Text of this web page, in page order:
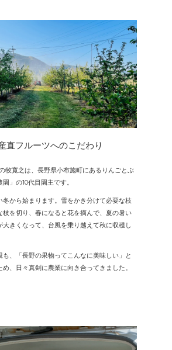
直フルーツへのこだわり
牧寛之は、長野県小布施町にあるりんごとぶ
」の10代目園主です。
冬から始まります。雪をかき分けて必要な枝
枝を切り、春になると花を摘んで、夏の暑い
大きくなって、台風を乗り越えて秋に収穫し
も、「長野の果物ってこんなに美味しい」と
、日々真剣に農業に向き合ってきました。